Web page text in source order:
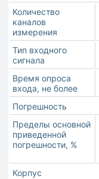
Количество
каналов
измерения
Тип входного
сигнала
Время опроса
входа, не более
Погрешность
Пределы основной
приведенной
погрешности, %
Корпус